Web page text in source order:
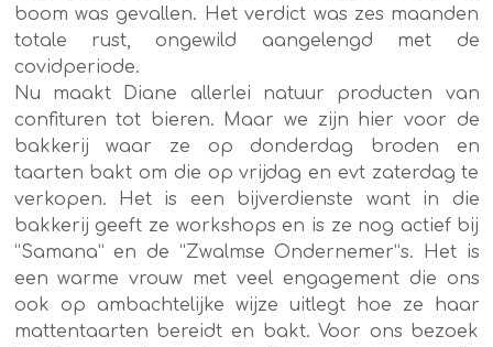
boom was gevallen. Het verdict was zes maanden
totale rust, ongewild aangelengd met de
covidperiode.
Nu maakt Diane allerlei natuur producten van
confituren tot bieren. Maar we zijn hier voor de
bakkerij waar ze op donderdag broden en
taarten bakt om die op vrijdag en evt zaterdag te
verkopen. Het is een bijverdienste want in die
bakkerij geeft ze workshops en is ze nog actief bij
“Samana” en de “Zwalmse Ondernemer”s. Het is
een warme vrouw met veel engagement die ons
ook op ambachtelijke wijze uitlegt hoe ze haar
mattentaarten bereidt en bakt. Voor ons bezoek